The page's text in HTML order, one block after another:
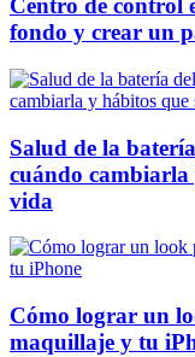
Centro de control
fondo y crear un
Salud de la
cuándo cambiarla
vida
Cómo lograr un
maquillaje y tu